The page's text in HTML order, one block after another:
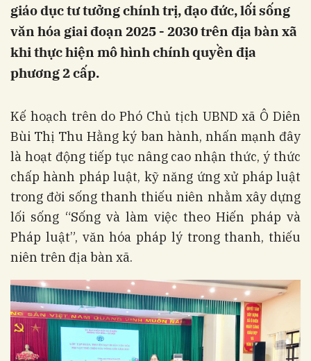
giáo dục tư tưởng chính trị, đạo đức, lối sống
văn hóa giai đoạn 2025 - 2030 trên địa bàn xã
khi thực hiện mô hình chính quyền địa
phương 2 cấp.
Kế hoạch trên do Phó Chủ tịch UBND xã Ô Diên
Bùi Thị Thu Hằng ký ban hành, nhấn mạnh đây
là hoạt động tiếp tục nâng cao nhận thức, ý thức
chấp hành pháp luật, kỹ năng ứng xử pháp luật
trong đời sống thanh thiếu niên nhằm xây dựng
lối sống “Sống và làm việc theo Hiến pháp và
Pháp luật”, văn hóa pháp lý trong thanh, thiếu
niên trên địa bàn xã.